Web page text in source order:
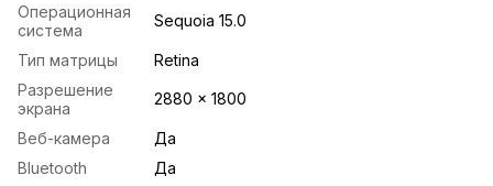
Операционная
система
Sequoia 15.0
Тип матрицы
Retina
Разрешение
экрана
2880 x 1800
Веб-камера
Да
Bluetooth
Да